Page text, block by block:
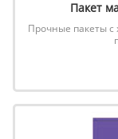
Пакет
Прочные пакеты с